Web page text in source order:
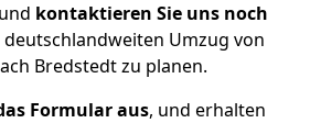
kontaktieren Sie uns noch
Umzug von
Bredstedt zu planen.
Formular aus, und erhalten